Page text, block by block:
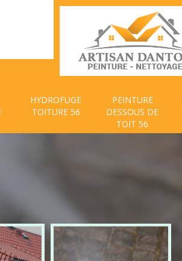
HYDROFUGE
TOITURE 56
PEINTURE
DESSOUS DE
TOIT 56